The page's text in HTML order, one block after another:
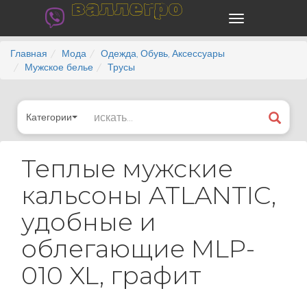
валлегро
Главная Мода
Одежда, Обувь, Аксессуары
Мужское белье
Трусы
Категории
Теплые мужские
кальсоны ATLANTIC,
удобные и
облегающие MLP-
010 XL, графит